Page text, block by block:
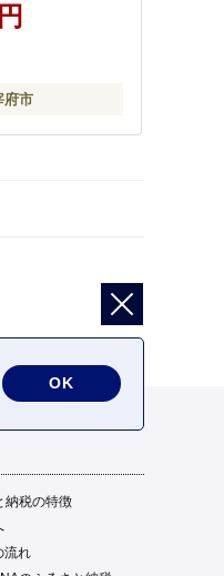
ト 豚骨 豚骨ス
スープ 麺 定
期配送
府市
納税の特徴
流れ
OK